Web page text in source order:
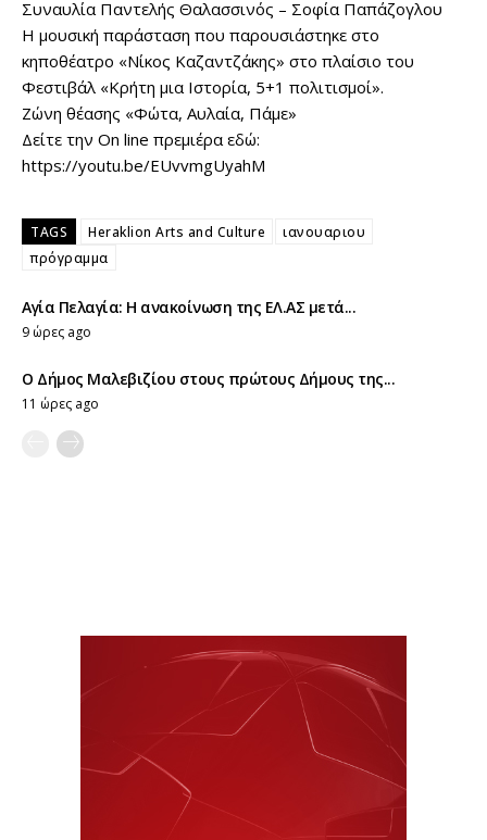
Συναυλία Παντελής Θαλασσινός – Σοφία Παπάζογλου
Η μουσική παράσταση που παρουσιάστηκε στο
κηποθέατρο «Νίκος Καζαντζάκης» στο πλαίσιο του
Φεστιβάλ «Κρήτη μια Ιστορία, 5+1 πολιτισμοί».
Ζώνη θέασης «Φώτα, Αυλαία, Πάμε»
Δείτε την On line πρεμιέρα εδώ:
https://youtu.be/EUvvmgUyahM
TAGS Heraklion Arts and Culture
ιανουαριου
πρόγραμμα
Αγία Πελαγία: Η ανακοίνωση της ΕΛ.ΑΣ μετά...
9 ώρες ago
Ο Δήμος Μαλεβιζίου στους πρώτους Δήμους της...
11 ώρες ago